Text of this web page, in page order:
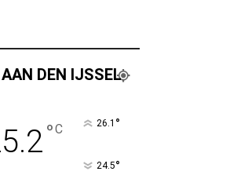
DEN IJSSEL
°C 26.1 °
24.5°